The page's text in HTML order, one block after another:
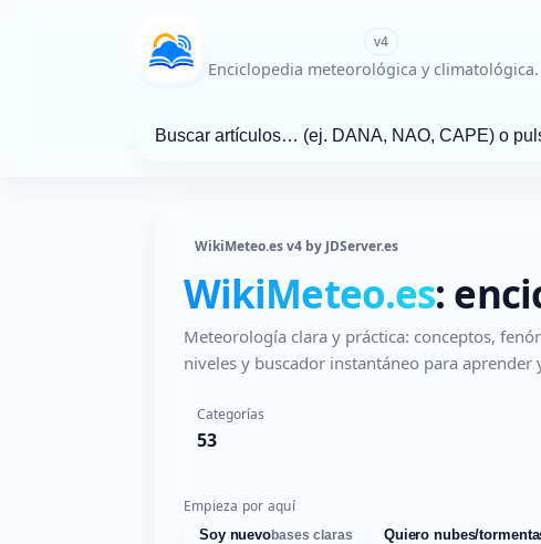
WikiMeteo.es v4
Enciclopedia meteorológica y climatológica.
WikiMeteo.es v4 by JDServer.es
WikiMeteo.es:
Meteorología clara y práctica: conceptos,
niveles y buscador instantáneo para aprender
Categorías
53
Empieza por aquí
Soy nuevobases claras Quiero nubes/